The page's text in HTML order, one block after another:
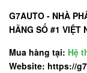
G7AUTO - NHÀ
HÃNG SỐ #1 VIỆT
Mua hàng tại: Hệ
Website: https://